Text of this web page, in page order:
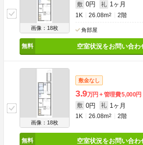
画像：18枚
敷 0円 礼 1ヶ月
1K 26.08m2 2階
角部屋
空室状況をお問い合わ
画像：18枚
敷金なし
3.9万円 管理費5,000円
敷 0円 礼 1ヶ月
1K 26.08m2 2階
空室状況をお問い合わ